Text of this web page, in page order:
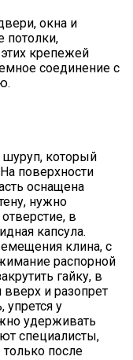
окна и
потолки,
крепежей
соединение с
шуруп, который
поверхности
оснащена
нужно
в
капсула.
клина, с
распорной
гайку, в
вверх и разопрет
упрется у
удерживать
специалисты,
после